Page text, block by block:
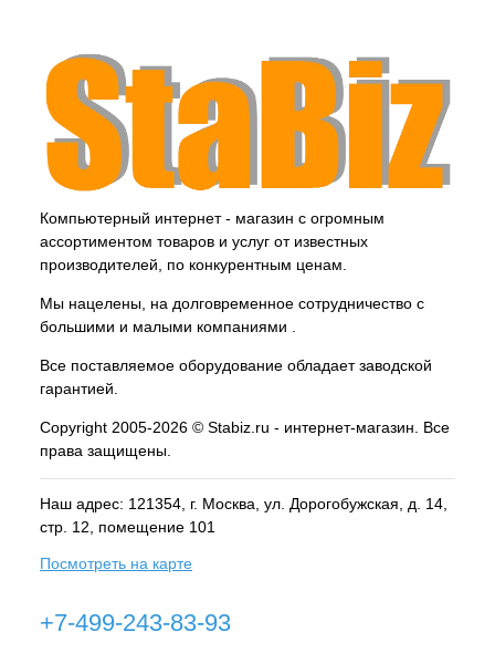
Компьютерный интернет - магазин с огромным
ассортиментом товаров и услуг от известных
производителей, по конкурентным ценам.
Мы нацелены, на долговременное сотрудничество с
большими и малыми компаниями .
Все поставляемое оборудование обладает заводской
гарантией.
Copyright 2005-2026 © Stabiz.ru - интернет-магазин. Все
права защищены.
Наш адрес: 121354, г. Москва , ул. Дорогобужская, д. 14,
стр. 12, помещение 101
Посмотреть на карте
+7-499-243-83-93